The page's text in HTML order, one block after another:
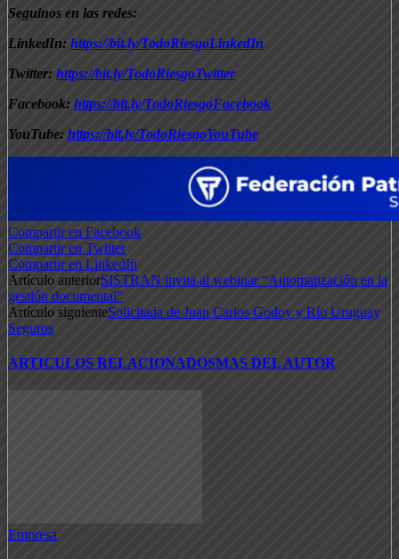
Seguinos en las redes:
LinkedIn: https://bit.ly/TodoRiesgoLinkedIn
Twitter: https://bit.ly/TodoRiesgoTwitter
Facebook: https://bit.ly/TodoRiesgoFacebook
YouTube: https://bit.ly/TodoRiesgoYouTube
Compartir en Facebook
Compartir en Twitter
Compartir en LinkedIn
Artículo anteriorSISTRAN invita al webinar “Automatización en la
gestión documental”
Artículo siguienteSolicitada de Juan Carlos Godoy y Río Uruguay
Seguros
ARTICULOS RELACIONADOSMAS DEL AUTOR
Empresa